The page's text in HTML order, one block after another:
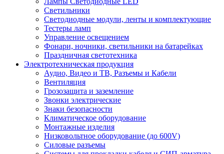
Светильники
Светодиодные модули, ленты и комплектующие
Тестеры ламп
Управление освещением
Фонари, ночники, светильники на батарейках
Праздничная светотехника
Электротехническая продукция
Аудио, Видео и ТВ, Разъемы и Кабели
Вентиляция
Грозозащита и заземление
Звонки электрические
Знаки безопасности
Климатическое оборудование
Монтажные изделия
Низковольтное оборудование (до 600V)
Силовые разъемы